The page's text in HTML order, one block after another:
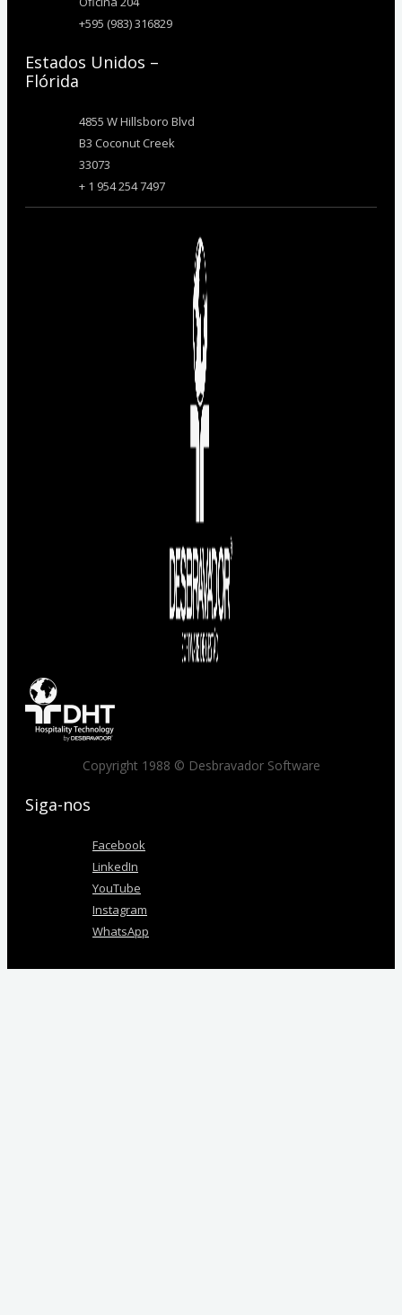
+595 (983) 316829
Estados Unidos –
Flórida
4855 W Hillsboro Blvd
B3 Coconut Creek
33073
+ 1 954 254 7497
Copyright 1988 © Desbravador Software
Siga-nos
Facebook
LinkedIn
YouTube
Instagram
WhatsApp